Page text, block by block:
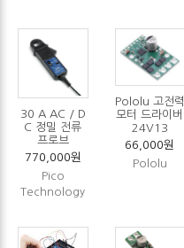
30 A AC / D
C 정밀 전류
프로브
770,000원
Pico
Technology
Pololu 고전력
모터 드라이버
24V13
66,000원
Pololu